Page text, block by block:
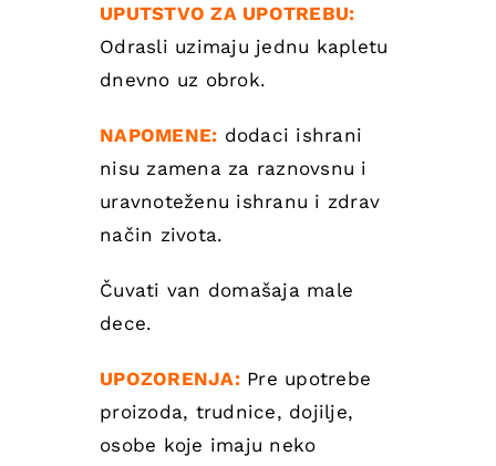
UPUTSTVO ZA UPOTREBU:
Odrasli uzimaju jednu kapletu
dnevno uz obrok.
NAPOMENE: dodaci ishrani
nisu zamena za raznovsnu i
uravnoteženu ishranu i zdrav
način zivota.
Čuvati van domašaja male
dece.
UPOZORENJA: Pre upotrebe
proizoda, trudnice, dojilje,
osobe koje imaju neko